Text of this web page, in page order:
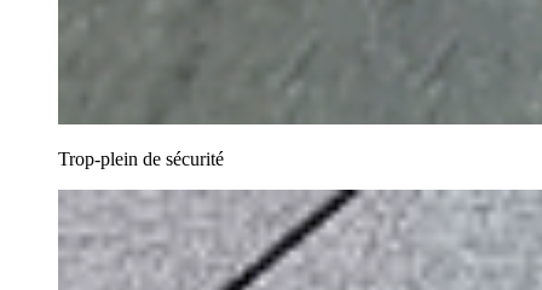
Trop-plein de sécurité